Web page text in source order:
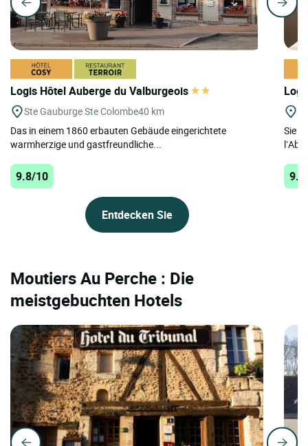
Logis Hôtel Auberge du Valburgeois
Ste Gauburge Ste Colombe40 km
Das in einem 1860 erbauten Gebäude eingerichtete
warmherzige und gastfreundliche...
9.8/10
Entdecken Sie
Sie
Moutiers Au Perche : Die
meistgebuchten Hotels